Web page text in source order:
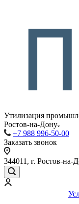
Утилизация
Ростов-на-Дону
+7 988 996-50-00
Заказать звонок
344011, г. Ростов-